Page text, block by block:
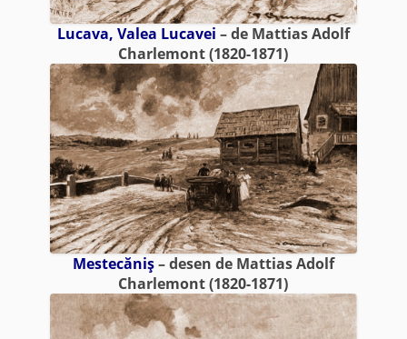
Lucava, Valea Lucavei – de Mattias Adolf
Charlemont (1820-1871)
Mestecăniş– desen de Mattias Adolf
Charlemont (1820-1871)